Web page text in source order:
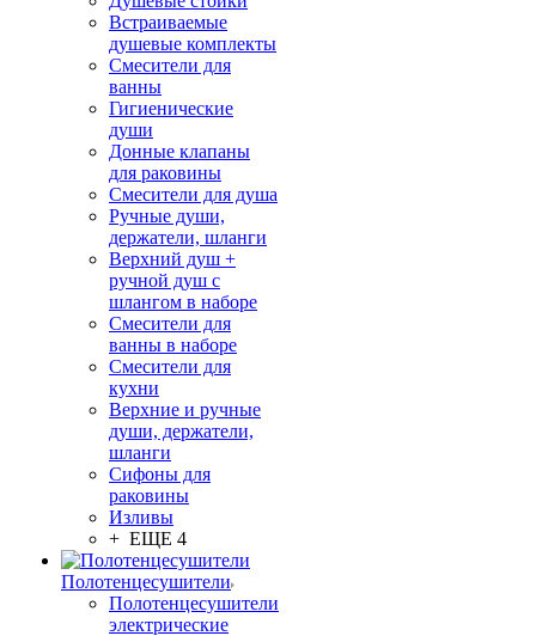
Встраиваемые
душевые комплекты
Смесители для
ванны
Гигиенические
души
Донные клапаны
для раковины
Смесители для душа
Ручные души,
держатели, шланги
Верхний душ +
ручной душ с
шлангом в наборе
Смесители для
ванны в наборе
Смесители для
кухни
Верхние и ручные
души, держатели,
шланги
Сифоны для
раковины
Изливы
+ ЕЩЕ 4
Полотенцесушители
Полотенцесушители
электрические